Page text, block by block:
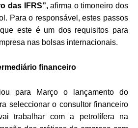
das IFRS”,afirma o timoneiro dos
Para o responsável, estes passos
este é um dos requisitos para
nas bolsas internacionais.
financeiro
para Março o lançamento do
seleccionar o consultor financeiro
trabalhar com a petrolífera na